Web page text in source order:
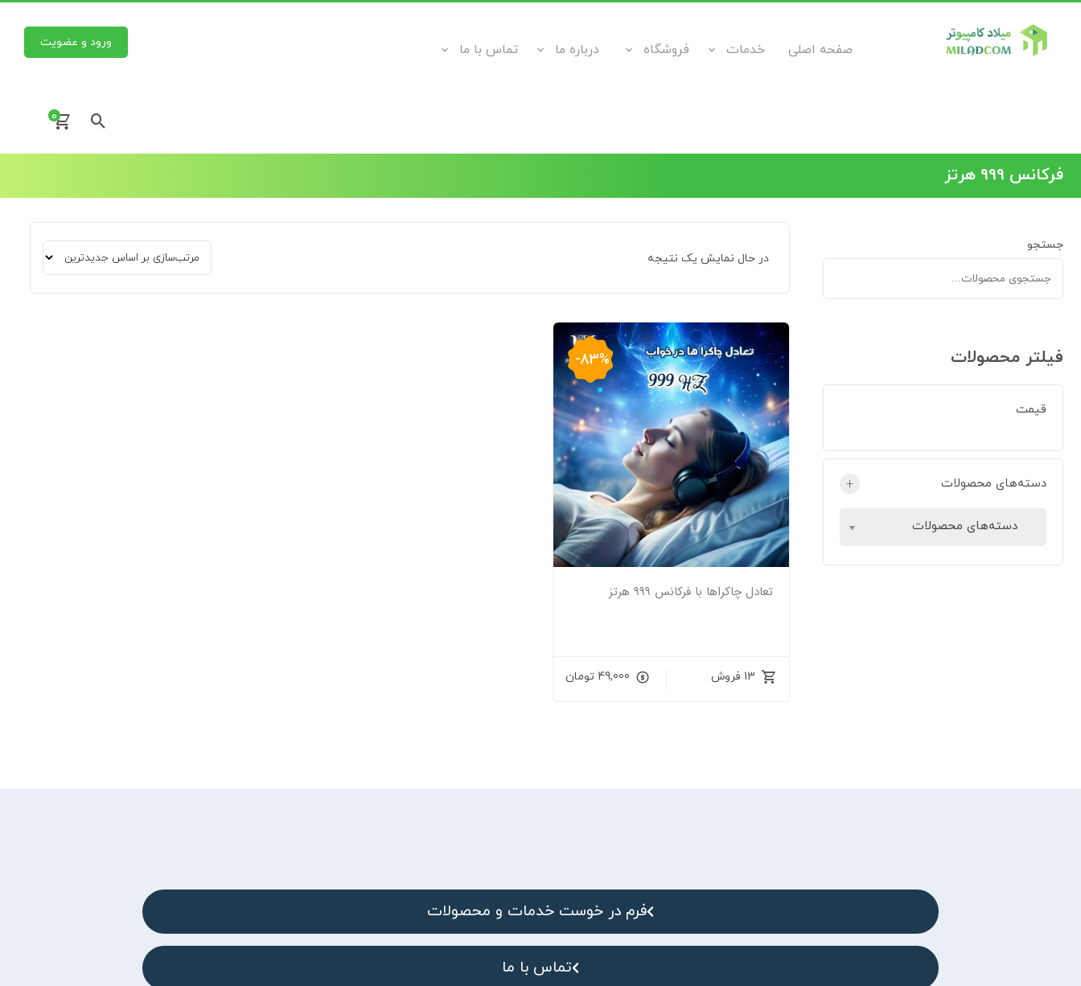
صفحه اصلی خدمات فروشگاه درباره ما تماس با ما ورود و عضویت
0
فرکانس 999 هرتز
در حال نمایش یک نتیجه
-83%
تعادل چاکراها با فرکانس ۹۹۹ هرتز
13 فروش 49,000 تومان
جستجو
فیلتر محصولات
قیمت
دسته‌های محصولات +
دسته‌های محصولات
فرم در خوست خدمات و محصولات
تماس با ما